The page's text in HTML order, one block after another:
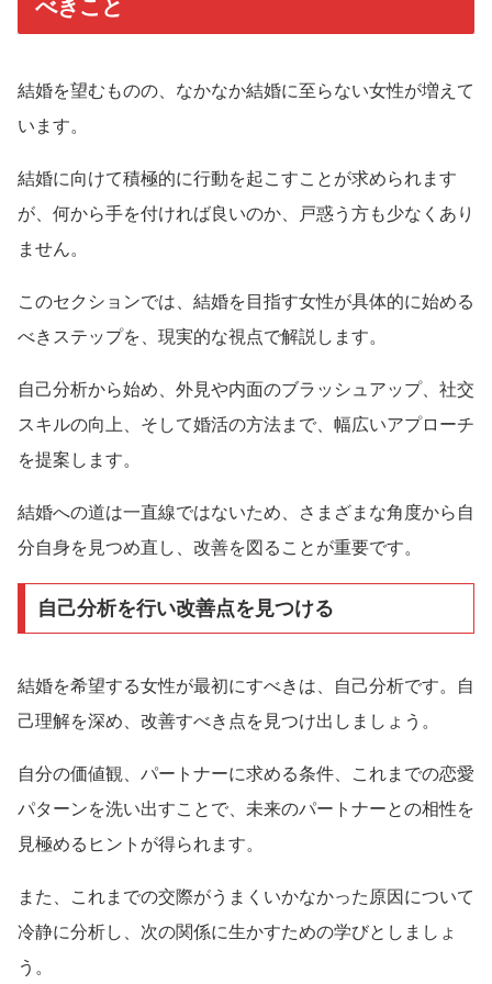
べきこと
結婚を望むものの、なかなか結婚に至らない女性が増えて
います。
結婚に向けて積極的に行動を起こすことが求められます
が、何から手を付ければ良いのか、戸惑う方も少なくあり
ません。
このセクションでは、結婚を目指す女性が具体的に始める
べきステップを、現実的な視点で解説します。
自己分析から始め、外見や内面のブラッシュアップ、社交
スキルの向上、そして婚活の方法まで、幅広いアプローチ
を提案します。
結婚への道は一直線ではないため、さまざまな角度から自
分自身を見つめ直し、改善を図ることが重要です。
自己分析を行い改善点を見つける
結婚を希望する女性が最初にすべきは、自己分析です。自
己理解を深め、改善すべき点を見つけ出しましょう。
自分の価値観、パートナーに求める条件、これまでの恋愛
パターンを洗い出すことで、未来のパートナーとの相性を
見極めるヒントが得られます。
また、これまでの交際がうまくいかなかった原因について
冷静に分析し、次の関係に生かすための学びとしましょ
う。